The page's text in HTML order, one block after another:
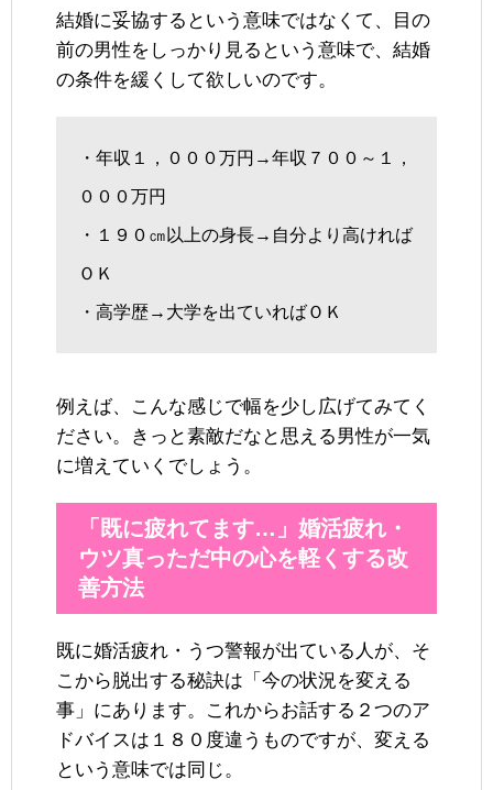
結婚に妥協するという意味ではなくて、目の
前の男性をしっかり見るという意味で、結婚
の条件を緩くして欲しいのです。
・年収１，０００万円→年収７００～１，
０００万円
・１９０㎝以上の身長→自分より高ければ
ＯＫ
・高学歴→大学を出ていればＯＫ
例えば、こんな感じで幅を少し広げてみてく
ださい。きっと素敵だなと思える男性が一気
に増えていくでしょう。
「既に疲れてます…」婚活疲れ・
ウツ真っただ中の心を軽くする改
善方法
既に婚活疲れ・うつ警報が出ている人が、そ
こから脱出する秘訣は「今の状況を変える
事」にあります。これからお話する２つのア
ドバイスは１８０度違うものですが、変える
という意味では同じ。